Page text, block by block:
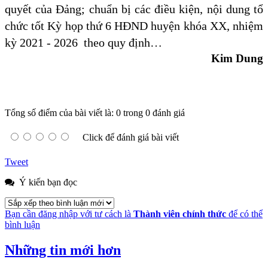
quyết của Đảng; chuẩn bị các điều kiện, nội dung tổ
chức tốt Kỳ họp thứ 6 HĐND huyện khóa XX, nhiệm
kỳ 2021 - 2026 theo quy định…
Kim Dung
Tổng số điểm của bài viết là: 0 trong 0 đánh giá
Click để đánh giá bài viết
Tweet
Ý kiến bạn đọc
Bạn cần đăng nhập với tư cách là Thành viên chính thức để có thể
bình luận
Những tin mới hơn